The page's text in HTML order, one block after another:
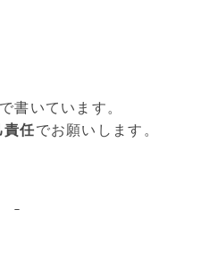
書いています。
責任でお願いします。